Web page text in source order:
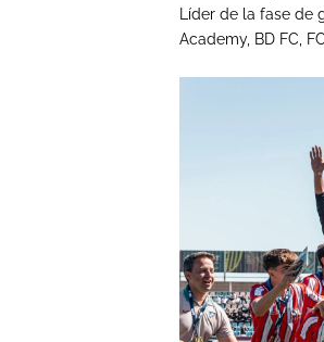
Líder de la fase de
Academy, BD FC,